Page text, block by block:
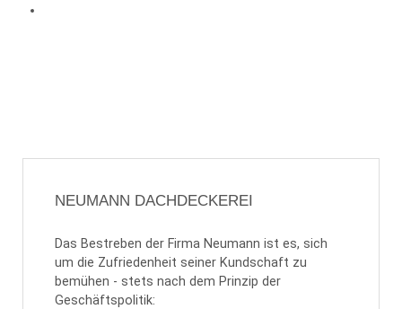
NEUMANN DACHDECKEREI
Das Bestreben der Firma Neumann ist es, sich
um die Zufriedenheit seiner Kundschaft zu
bemühen - stets nach dem Prinzip der
Geschäftspolitik: